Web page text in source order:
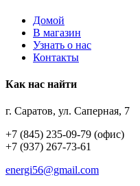
Домой
В магазин
Узнать о нас
Контакты
Как нас найти
г. Саратов, ул. Саперная, 7
+7 (845) 235-09-79 (офис)
+7 (937) 267-73-61
energi56@gmail.com